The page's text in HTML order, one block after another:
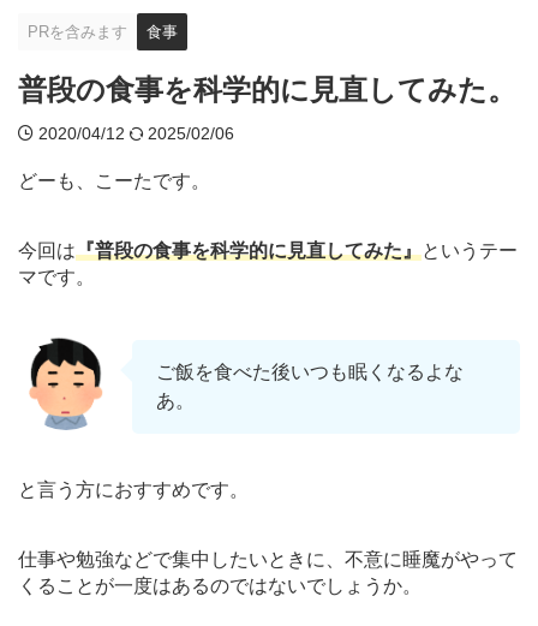
PRを含みます 食事
普段の食事を科学的に見直してみた。
2020/04/12 2025/02/06
どーも、こーたです。
今回は『普段の食事を科学的に見直してみた』というテー
マです。
ご飯を食べた後いつも眠くなるよな
あ。
と言う方におすすめです。
仕事や勉強などで集中したいときに、不意に睡魔がやって
くることが一度はあるのではないでしょうか。